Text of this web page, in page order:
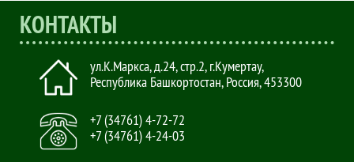
КОНТАКТЫ
ул.К.Маркса, д.24, стр.2,г.Кумертау,
Республика Башкортостан, Россия,453300
+7 (34761) 4-72-72
+7 (34761) 4-24-03